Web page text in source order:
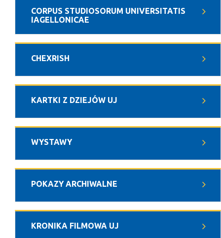
CORPUS STUDIOSORUM UNIVERSITATIS
IAGELLONICAE
CHEXRISH
KARTKI Z DZIEJÓW UJ
WYSTAWY
POKAZY ARCHIWALNE
KRONIKA FILMOWA UJ